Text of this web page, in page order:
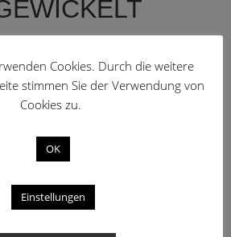
Vorbereitungen haben Erfolg
auf den Euro hat in unseren
insbesondere in
Damit haben wir im
eine unkomplizierte
Branchen- und
Cookies. Durch die weitere
stimmen Sie der Verwendung von
Cookies zu.
OK
Einstellungen